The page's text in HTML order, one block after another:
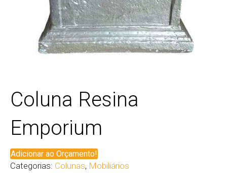
Coluna Resina
Emporium
Adicionar ao Orçamento!
Categorias: Colunas, Mobiliários